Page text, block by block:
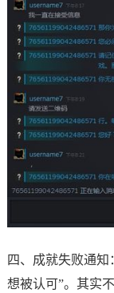
四、成就失败通
想被认可”。其实